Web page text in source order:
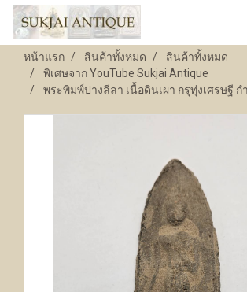
หน้าแรก สินค้าทั้งหมด
สินค้าทั้งหมด
พิเศษจาก YouTube Sukjai Antique
พระพิมพ์ปางลีลา เนื้อดินเผา กรุทุ่งเศรษฐี ก